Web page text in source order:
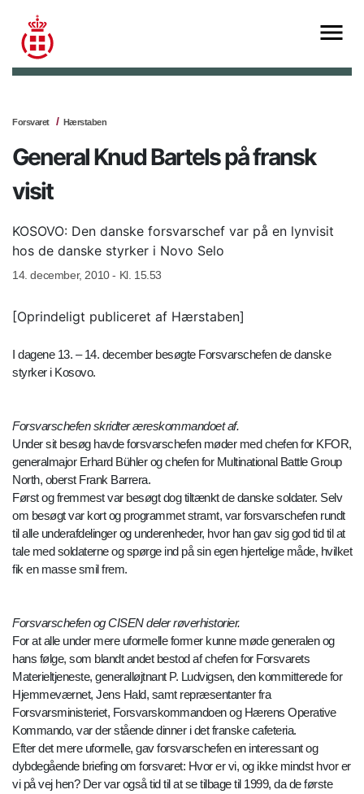
Forsvaret Hærstaben
General Knud Bartels på fransk
visit
KOSOVO: Den danske forsvarschef var på en lynvisit
hos de danske styrker i Novo Selo
14. december, 2010 - Kl. 15.53
[Oprindeligt publiceret af Hærstaben]
I dagene 13. – 14. december besøgte Forsvarschefen de danske
styrker i Kosovo.
Forsvarschefen skridter æreskommandoet af.
Under sit besøg havde forsvarschefen møder med chefen for KFOR,
generalmajor Erhard Bühler og chefen for Multinational Battle Group
North, oberst Frank Barrera.
Først og fremmest var besøgt dog tiltænkt de danske soldater. Selv
om besøgt var kort og programmet stramt, var forsvarschefen rundt
til alle underafdelinger og underenheder, hvor han gav sig god tid til at
tale med soldaterne og spørge ind på sin egen hjertelige måde, hvilket
fik en masse smil frem.
Forsvarschefen og CISEN deler røverhistorier.
For at alle under mere uformelle former kunne møde generalen og
hans følge, som blandt andet bestod af chefen for Forsvarets
Materieltjeneste, generalløjtnant P. Ludvigsen, den kommitterede for
Hjemmeværnet, Jens Hald, samt repræsentanter fra
Forsvarsministeriet, Forsvarskommandoen og Hærens Operative
Kommando, var der stående dinner i det franske cafeteria.
Efter det mere uformelle, gav forsvarschefen en interessant og
dybdegående briefing om forsvaret: Hvor er vi, og ikke mindst hvor er
vi på vej hen? Der var også tid til at se tilbage til 1999, da de første